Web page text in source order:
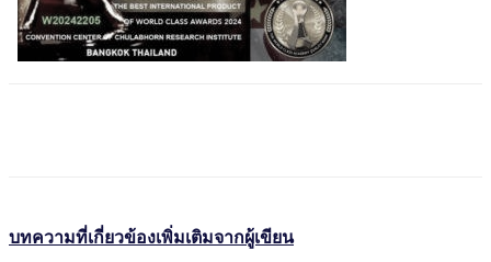
บทความที่เกี่ยวข้องเพิ่มเติมจากผู้เขียน